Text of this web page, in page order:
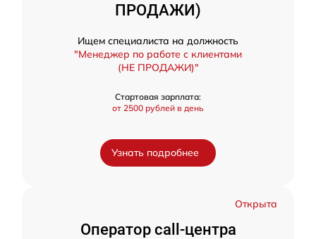
ПРОДАЖИ)
Ищем специалиста на должность
"Менеджер по работе с клиентами
(НЕ ПРОДАЖИ)"
Стартовая зарплата:
от 2500 рублей в день
Узнать подробнее
Открыта
Оператор call-центра